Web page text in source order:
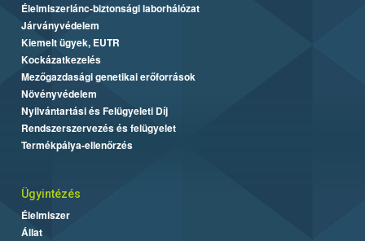
Élelmiszerlánc-biztonsági laborhálózat
Járványvédelem
Kiemelt ügyek, EUTR
Kockázatkezelés
Mezőgazdasági genetikai erőforrások
Növényvédelem
Nyilvántartási és Felügyeleti Díj
Rendszerszervezés és felügyelet
Termékpálya-ellenőrzés
Ügyintézés
Élelmiszer
Állat